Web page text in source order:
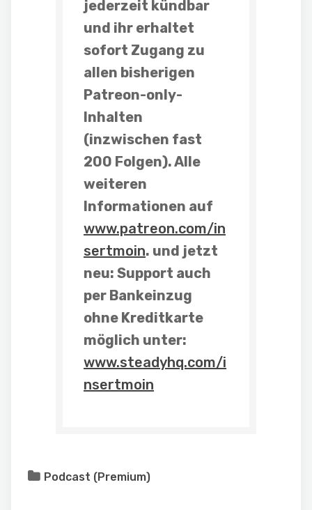
jederzeit kündbar
und ihr erhaltet
sofort Zugang zu
allen bisherigen
Patreon-only-
Inhalten
(inzwischen fast
200 Folgen). Alle
weiteren
Informationen auf
www.patreon.com/in
sertmoin. und jetzt
neu: Support auch
per Bankeinzug
ohne Kreditkarte
möglich unter:
www.steadyhq.com/i
nsertmoin
Podcast (Premium)